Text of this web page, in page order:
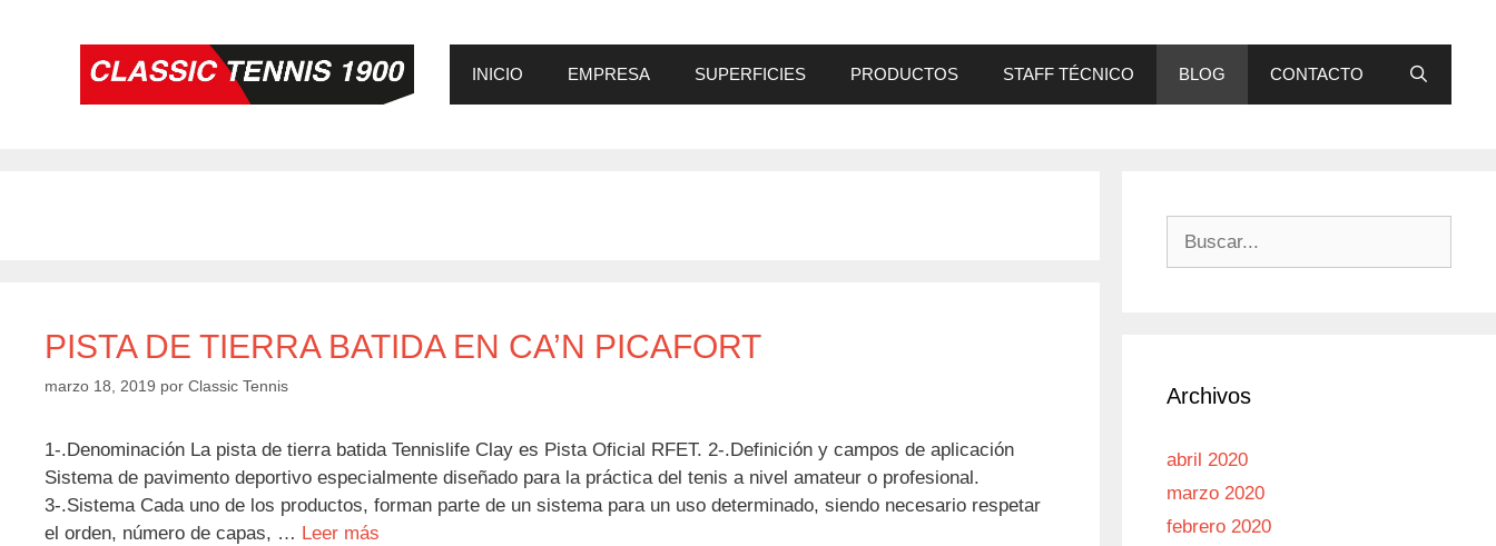
INICIO EMPRESA SUPERFICIES PRODUCTOS STAFF TÉCNICO BLOG CONTACTO
PISTA DE TIERRA BATIDA EN CA’N PICAFORT
marzo 18, 2019 por Classic Tennis
1-.Denominación La pista de tierra batida Tennislife Clay es Pista Oficial RFET. 2-.Definición y campos de aplicación
Sistema de pavimento deportivo especialmente diseñado para la práctica del tenis a nivel amateur o profesional.
3-.Sistema Cada uno de los productos, forman parte de un sistema para un uso determinado, siendo necesario respetar
el orden, número de capas, … Leer más
Archivos
abril 2020
marzo 2020
febrero 2020